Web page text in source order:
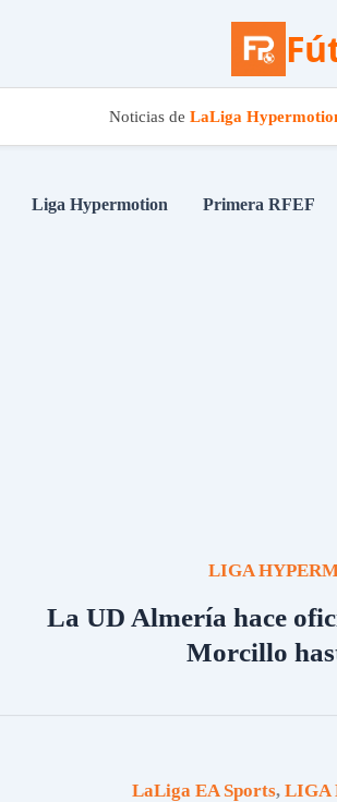
Noticias de LaLiga
Liga Hypermotion Primera RFEF
LIGA
La UD Almería hace
Morcillo
LaLiga EA Sports, LIGA